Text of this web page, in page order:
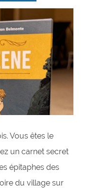
Vous êtes le
un carnet secret
épitaphes des
du village sur